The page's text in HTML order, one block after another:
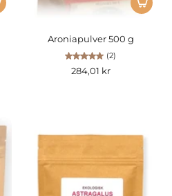
Aroniapulver 500 g
(2)
284,01 kr